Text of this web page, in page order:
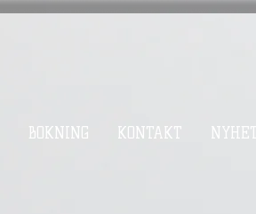
BOKNING KONTAKT